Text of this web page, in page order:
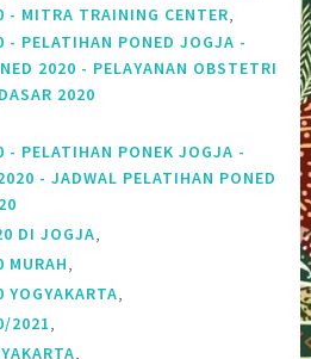
- MITRA TRAINING CENTER,
- PELATIHAN PONED JOGJA -
2020 - PELAYANAN OBSTETRI
2020
- PELATIHAN PONEK JOGJA -
- JADWAL PELATIHAN PONED
DI JOGJA,
MURAH,
,
2021,
,